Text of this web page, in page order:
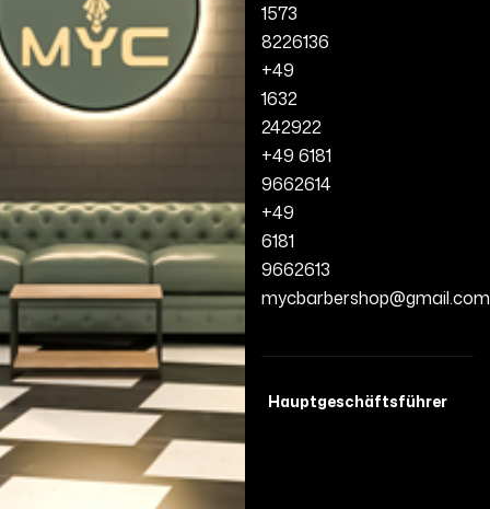
1573
8226136
+49
1632
242922
+49 6181
9662614
+49
6181
9662613
mycbarbershop@gmail.com
Hauptgeschäftsführer